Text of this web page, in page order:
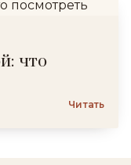
что
Читать